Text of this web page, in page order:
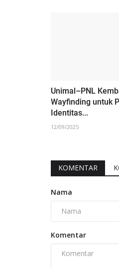
Unimal–PNL
Wayfinding untuk
Identitas...
12/09/2025
KOMENTAR
Nama
Komentar